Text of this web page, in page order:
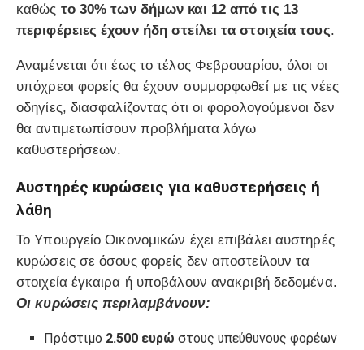
καθώς το 30% των δήμων και 12 από τις 13
περιφέρειες έχουν ήδη στείλει τα στοιχεία τους.
Αναμένεται ότι έως το τέλος Φεβρουαρίου, όλοι οι
υπόχρεοι φορείς θα έχουν συμμορφωθεί με τις νέες
οδηγίες, διασφαλίζοντας ότι οι φορολογούμενοι δεν
θα αντιμετωπίσουν προβλήματα λόγω
καθυστερήσεων.
Αυστηρές κυρώσεις για καθυστερήσεις ή
λάθη
Το Υπουργείο Οικονομικών έχει επιβάλει αυστηρές
κυρώσεις σε όσους φορείς δεν αποστείλουν τα
στοιχεία έγκαιρα ή υποβάλουν ανακριβή δεδομένα.
Οι κυρώσεις περιλαμβάνουν:
Πρόστιμο 2.500 ευρώστους υπεύθυνους φορέων